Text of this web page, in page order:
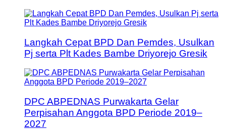
Langkah Cepat BPD Dan Pemdes, Usulkan
Pj serta Plt Kades Bambe Driyorejo Gresik
DPC ABPEDNAS Purwakarta Gelar
Perpisahan Anggota BPD Periode 2019–
2027